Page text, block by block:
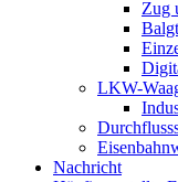
Zug
LKW-
Nachricht